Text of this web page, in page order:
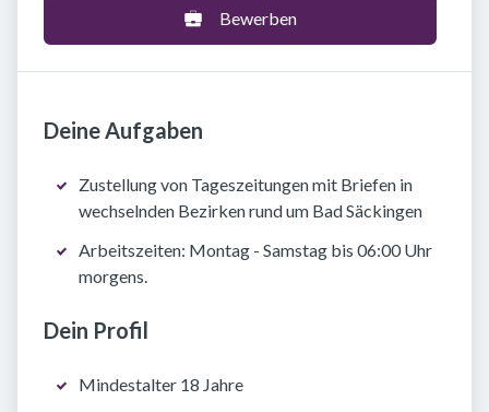
Bewerben
Deine Aufgaben
Zustellung von Tageszeitungen mit Briefen in
wechselnden Bezirken rund um Bad Säckingen
Arbeitszeiten: Montag - Samstag bis 06:00 Uhr
morgens.
Dein Profil
Mindestalter 18 Jahre